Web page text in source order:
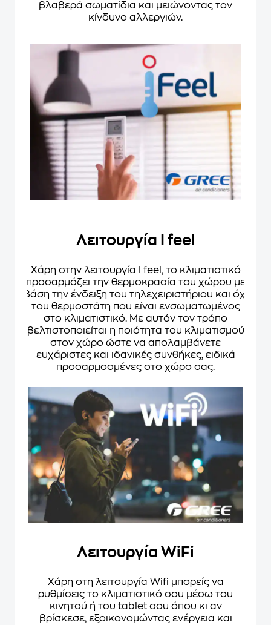
βλαβερά σωματίδια και μειώνοντας τον
κίνδυνο αλλεργιών.
Λειτουργία I feel
Χάρη στην λειτουργία I feel, το κλιματιστικό
προσαρμόζει την θερμοκρασία του χώρου με
βάση την ένδειξη του τηλεχειριστήριου και όχι
του θερμοστάτη που είναι ενσωματωμένος
στο κλιματιστικό. Με αυτόν τον τρόπο
βελτιστοποιείται η ποιότητα του κλιματισμού
στον χώρο ώστε να απολαμβάνετε
ευχάριστες και ιδανικές συνθήκες, ειδικά
προσαρμοσμένες στο χώρο σας.
Λειτουργία WiFi
Χάρη στη λειτουργία Wifi μπορείς να
ρυθμίσεις το κλιματιστικό σου μέσω του
κινητού ή του tablet σου όπου κι αν
βρίσκεσε, εξοικονομώντας ενέργεια και